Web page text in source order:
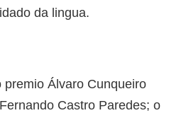
da lingua.
premio Álvaro Cunqueiro
Castro Paredes; o